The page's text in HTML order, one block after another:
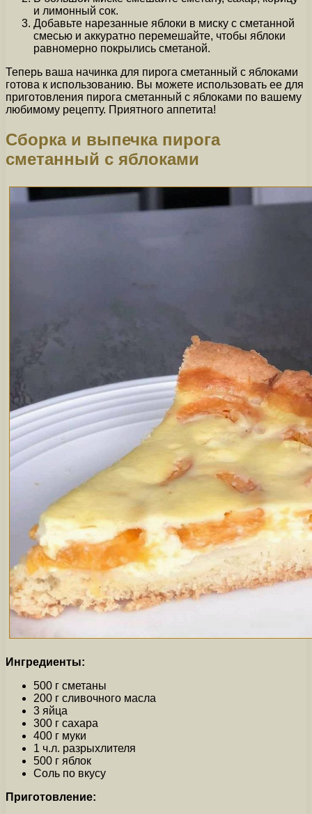
и лимонный сок.
Добавьте нарезанные яблоки в миску с сметанной
смесью и аккуратно перемешайте, чтобы яблоки
равномерно покрылись сметаной.
Теперь ваша начинка для пирога сметанный с яблоками
готова к использованию. Вы можете использовать ее для
приготовления пирога сметанный с яблоками по вашему
любимому рецепту. Приятного аппетита!
Сборка и выпечка пирога
сметанный с яблоками
Ингредиенты:
500 г сметаны
200 г сливочного масла
3 яйца
300 г сахара
400 г муки
1 ч.л. разрыхлителя
500 г яблок
Соль по вкусу
Приготовление: